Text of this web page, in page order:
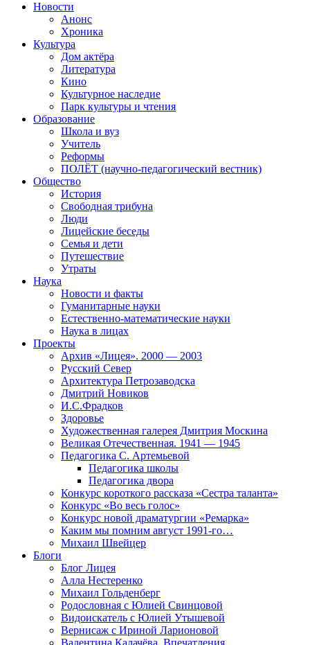
Новости
Анонс
Хроника
Культура
Дом актёра
Литература
Кино
Культурное наследие
Парк культуры и чтения
Образование
Школа и вуз
Учитель
Реформы
ПОЛЁТ (научно-педагогический вестник)
Общество
История
Свободная трибуна
Люди
Лицейские беседы
Семья и дети
Путешествие
Утраты
Наука
Новости и факты
Гуманитарные науки
Естественно-математические науки
Наука в лицах
Проекты
Архив «Лицея». 2000 — 2003
Русский Север
Архитектура Петрозаводска
Дмитрий Новиков
И.С.Фрадков
Здоровье
Художественная галерея Дмитрия Москина
Великая Отечественная. 1941 — 1945
Педагогика С. Артемьевой
Педагогика школы
Педагогика двора
Конкурс короткого рассказа «Сестра таланта»
Конкурс «Во весь голос»
Конкурс новой драматургии «Ремарка»
Каким мы помним август 1991-го…
Михаил Швейцер
Блоги
Блог Лицея
Алла Нестеренко
Михаил Гольденберг
Родословная с Юлией Свинцовой
Видоискатель с Юлией Утышевой
Вернисаж с Ириной Ларионовой